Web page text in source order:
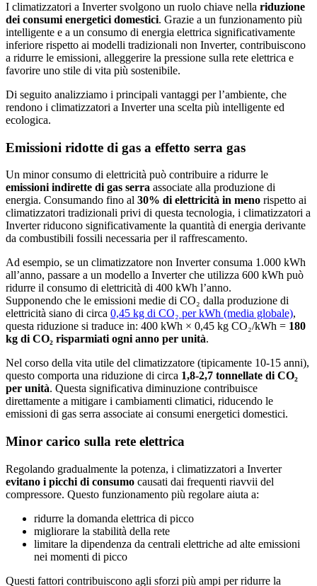
I climatizzatori a Inverter svolgono un ruolo chiave nella riduzione
dei consumi energetici domestici. Grazie a un funzionamento più
intelligente e a un consumo di energia elettrica significativamente
inferiore rispetto ai modelli tradizionali non Inverter, contribuiscono
a ridurre le emissioni, alleggerire la pressione sulla rete elettrica e
favorire uno stile di vita più sostenibile.
Di seguito analizziamo i principali vantaggi per l’ambiente, che
rendono i climatizzatori a Inverter una scelta più intelligente ed
ecologica.
Emissioni ridotte di gas a effetto serra gas
Un minor consumo di elettricità può contribuire a ridurre le
emissioni indirette di gas serra associate alla produzione di
energia. Consumando fino al 30% di elettricità in meno rispetto ai
climatizzatori tradizionali privi di questa tecnologia, i climatizzatori a
Inverter riducono significativamente la quantità di energia derivante
da combustibili fossili necessaria per il raffrescamento.
Ad esempio, se un climatizzatore non Inverter consuma 1.000 kWh
all’anno, passare a un modello a Inverter che utilizza 600 kWh può
ridurre il consumo di elettricità di 400 kWh l’anno.
Supponendo che le emissioni medie di CO₂ dalla produzione di
elettricità siano di circa 0,45 kg di CO₂ per kWh (media globale),
questa riduzione si traduce in: 400 kWh × 0,45 kg CO₂/kWh = 180
kg di CO₂ risparmiati ogni anno per unità.
Nel corso della vita utile del climatizzatore (tipicamente 10-15 anni),
questo comporta una riduzione di circa 1,8-2,7 tonnellate di CO₂
per unità. Questa significativa diminuzione contribuisce
direttamente a mitigare i cambiamenti climatici, riducendo le
emissioni di gas serra associate ai consumi energetici domestici.
Minor carico sulla rete elettrica
Regolando gradualmente la potenza, i climatizzatori a Inverter
evitano i picchi di consumo causati dai frequenti riavvii del
compressore. Questo funzionamento più regolare aiuta a:
ridurre la domanda elettrica di picco
migliorare la stabilità della rete
limitare la dipendenza da centrali elettriche ad alte emissioni
nei momenti di picco
Questi fattori contribuiscono agli sforzi più ampi per ridurre la